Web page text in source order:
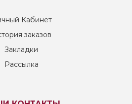
Кабинет
заказов
Закладки
Рассылка